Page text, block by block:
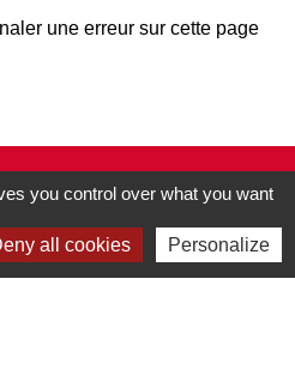
une erreur sur cette page
Rossignols
- FRANCE
you control over what you want
all cookies Personalize